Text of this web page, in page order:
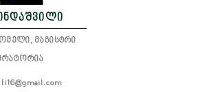
მაგისტრი